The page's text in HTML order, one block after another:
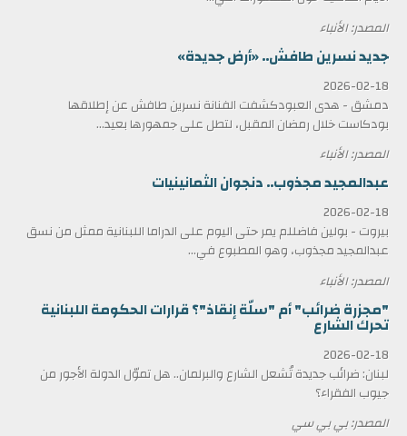
المصدر: الأنباء
جديد نسرين طافش.. «أرض جديدة»
2026-02-18
دمشق - هدى العبودكشفت الفنانة نسرين طافش عن إطلاقها
بودكاست خلال رمضان المقبل، لتطل على جمهورها بعيد...
المصدر: الأنباء
عبدالمجيد مجذوب.. دنجوان الثمانينيات
2026-02-18
بيروت - بولين فاضللم يمر حتى اليوم على الدراما اللبنانية ممثل من نسق
عبدالمجيد مجذوب، وهو المطبوع في...
المصدر: الأنباء
"مجزرة ضرائب" أم "سلّة إنقاذ"؟ قرارات الحكومة اللبنانية
تحرك الشارع
2026-02-18
لبنان: ضرائب جديدة تُشعل الشارع والبرلمان.. هل تموّل الدولة الأجور من
جيوب الفقراء؟
المصدر: بي بي سي